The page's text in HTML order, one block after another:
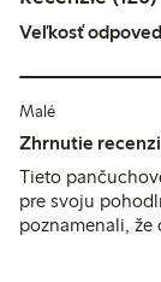
Veľkosť
Malé
Zhrnutie
Tieto
pre svoju
poznamenali, že
celého dňa.